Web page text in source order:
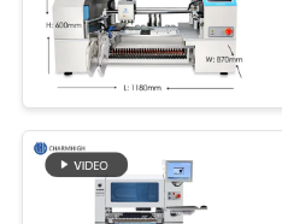
SHOPPING
LINE